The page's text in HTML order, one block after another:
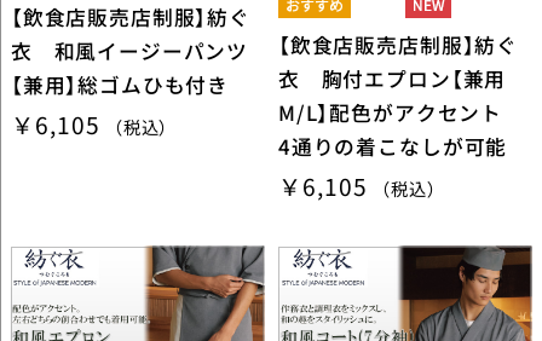
【飲食店販売店制服】紡ぐ
衣 和風イージーパンツ
【兼用】総ゴムひも付き
￥6,105 （税込）
【飲食店販売店制服】紡ぐ
衣 胸付エプロン【兼用
M/L】配色がアクセント
4通りの着こなしが可能
￥6,105 （税込）